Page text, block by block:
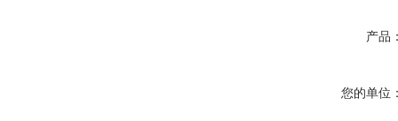
产品
您的单位